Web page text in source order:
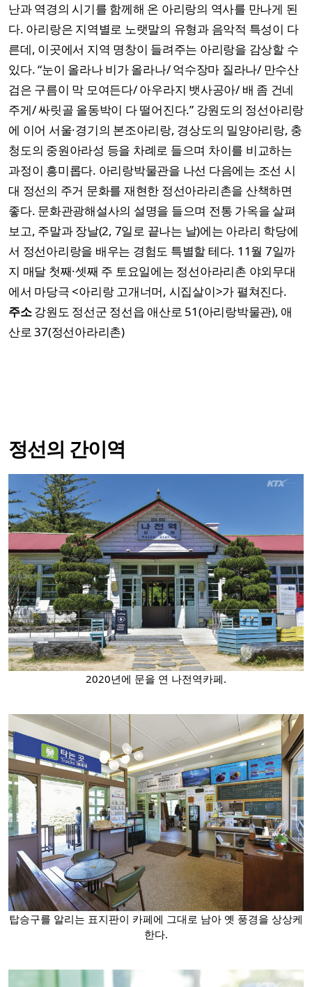
난과 역경의 시기를 함께해 온 아리랑의 역사를 만나게 된
다. 아리랑은 지역별로 노랫말의 유형과 음악적 특성이 다
른데, 이곳에서 지역 명창이 들려주는 아리랑을 감상할 수
있다. “눈이 올라나 비가 올라나/ 억수장마 질라나/ 만수산
검은 구름이 막 모여든다/ 아우라지 뱃사공아/ 배 좀 건네
주게/ 싸릿골 올동박이 다 떨어진다.” 강원도의 정선아리랑
에 이어 서울·경기의 본조아리랑, 경상도의 밀양아리랑, 충
청도의 중원아라성 등을 차례로 들으며 차이를 비교하는
과정이 흥미롭다. 아리랑박물관을 나선 다음에는 조선 시
대 정선의 주거 문화를 재현한 정선아라리촌을 산책하면
좋다. 문화관광해설사의 설명을 들으며 전통 가옥을 살펴
보고, 주말과 장날(2, 7일로 끝나는 날)에는 아라리 학당에
서 정선아리랑을 배우는 경험도 특별할 테다. 11월 7일까
지 매달 첫째·셋째 주 토요일에는 정선아라리촌 야외무대
에서 마당극 <아리랑 고개너머, 시집살이>가 펼쳐진다.
주소강원도 정선군 정선읍 애산로 51(아리랑박물관), 애
산로 37(정선아라리촌)
정선의 간이역
2020년에 문을 연 나전역카페.
탑승구를 알리는 표지판이 카페에 그대로 남아 옛 풍경을 상상케
한다.